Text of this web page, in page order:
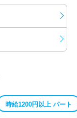
時給1200円以上 パート